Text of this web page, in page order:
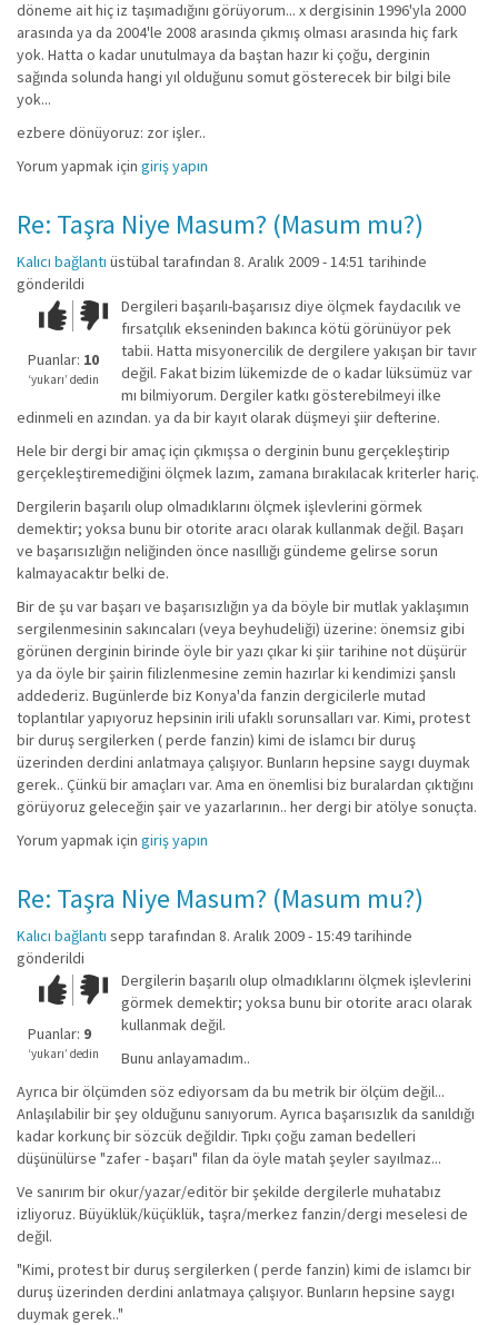
döneme ait hiç iz taşımadığını görüyorum... x dergisinin 1996'yla 2000
arasında ya da 2004'le 2008 arasında çıkmış olması arasında hiç fark
yok. Hatta o kadar unutulmaya da baştan hazır ki çoğu, derginin
sağında solunda hangi yıl olduğunu somut gösterecek bir bilgi bile
yok...
ezbere dönüyoruz: zor işler..
Yorum yapmak için giriş yapın
Re: Taşra Niye Masum? (Masum mu?)
Kalıcı bağlantı üstübaltarafından 8. Aralık 2009 - 14:51 tarihinde
gönderildi
Çok iyi!O
kadar
iyi
değil!
Puanlar: 10
‘yukarı’ dedin
Dergileri başarılı-başarısız diye ölçmek faydacılık ve
fırsatçılık ekseninden bakınca kötü görünüyor pek
tabii. Hatta misyonercilik de dergilere yakışan bir tavır
değil. Fakat bizim lükemizde de o kadar lüksümüz var
mı bilmiyorum. Dergiler katkı gösterebilmeyi ilke
edinmeli en azından. ya da bir kayıt olarak düşmeyi şiir defterine.
Hele bir dergi bir amaç için çıkmışsa o derginin bunu gerçekleştirip
gerçekleştiremediğini ölçmek lazım, zamana bırakılacak kriterler hariç.
Dergilerin başarılı olup olmadıklarını ölçmek işlevlerini görmek
demektir; yoksa bunu bir otorite aracı olarak kullanmak değil. Başarı
ve başarısızlığın neliğinden önce nasıllığı gündeme gelirse sorun
kalmayacaktır belki de.
Bir de şu var başarı ve başarısızlığın ya da böyle bir mutlak yaklaşımın
sergilenmesinin sakıncaları (veya beyhudeliği) üzerine: önemsiz gibi
görünen derginin birinde öyle bir yazı çıkar ki şiir tarihine not düşürür
ya da öyle bir şairin filizlenmesine zemin hazırlar ki kendimizi şanslı
addederiz. Bugünlerde biz Konya'da fanzin dergicilerle mutad
toplantılar yapıyoruz hepsinin irili ufaklı sorunsalları var. Kimi, protest
bir duruş sergilerken ( perde fanzin) kimi de islamcı bir duruş
üzerinden derdini anlatmaya çalışıyor. Bunların hepsine saygı duymak
gerek.. Çünkü bir amaçları var. Ama en önemlisi biz buralardan çıktığını
görüyoruz geleceğin şair ve yazarlarının.. her dergi bir atölye sonuçta.
Yorum yapmak için giriş yapın
Re: Taşra Niye Masum? (Masum mu?)
Kalıcı bağlantı sepp tarafından 8. Aralık 2009 - 15:49 tarihinde
gönderildi
Çok iyi!O
kadar
iyi
değil!
Puanlar: 9
‘yukarı’ dedin
Dergilerin başarılı olup olmadıklarını ölçmek işlevlerini
görmek demektir; yoksa bunu bir otorite aracı olarak
kullanmak değil.
Bunu anlayamadım..
Ayrıca bir ölçümden söz ediyorsam da bu metrik bir ölçüm değil...
Anlaşılabilir bir şey olduğunu sanıyorum. Ayrıca başarısızlık da sanıldığı
kadar korkunç bir sözcük değildir. Tıpkı çoğu zaman bedelleri
düşünülürse "zafer - başarı" filan da öyle matah şeyler sayılmaz...
Ve sanırım bir okur/yazar/editör bir şekilde dergilerle muhatabız
izliyoruz. Büyüklük/küçüklük, taşra/merkez fanzin/dergi meselesi de
değil.
"Kimi, protest bir duruş sergilerken ( perde fanzin) kimi de islamcı bir
duruş üzerinden derdini anlatmaya çalışıyor. Bunların hepsine saygı
duymak gerek.."